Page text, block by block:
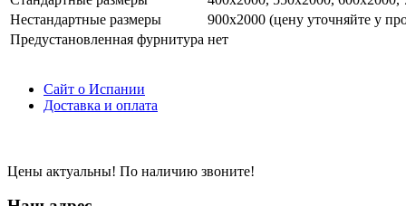
Нестандартные размеры
900х2000 (цену уточняйте у
Предустановленная фурнитура нет
Сайт о Испании
Доставка и оплата
Цены актуальны! По наличию звоните!